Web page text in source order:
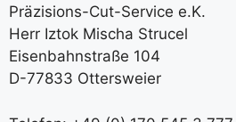
Präzisions-Cut-Service e.K.
Herr Iztok Mischa Strucel
Eisenbahnstraße 104
D-77833 Ottersweier